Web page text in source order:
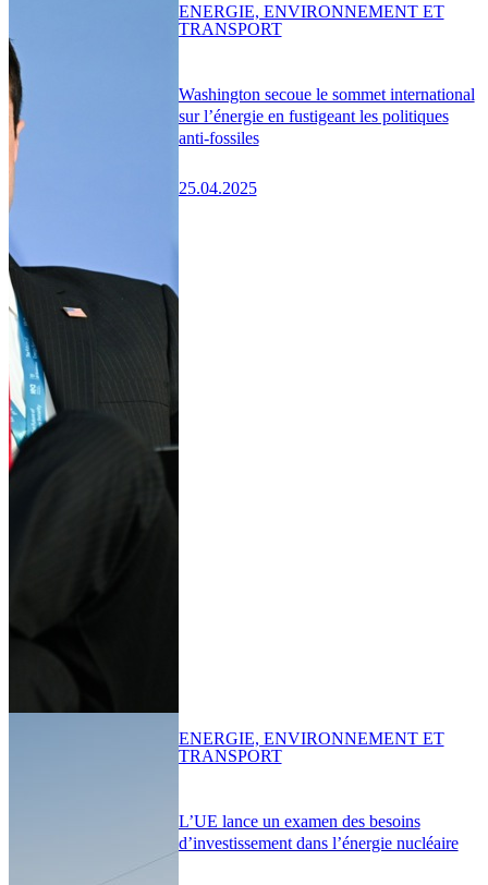
Washington secoue le sommet international
sur l’énergie en fustigeant les politiques
anti-fossiles
25.04.2025
ENERGIE, ENVIRONNEMENT ET
TRANSPORT
L’UE lance un examen des besoins
d’investissement dans l’énergie nucléaire
ENERGIE, ENVIRONNEMENT ET
TRANSPORT